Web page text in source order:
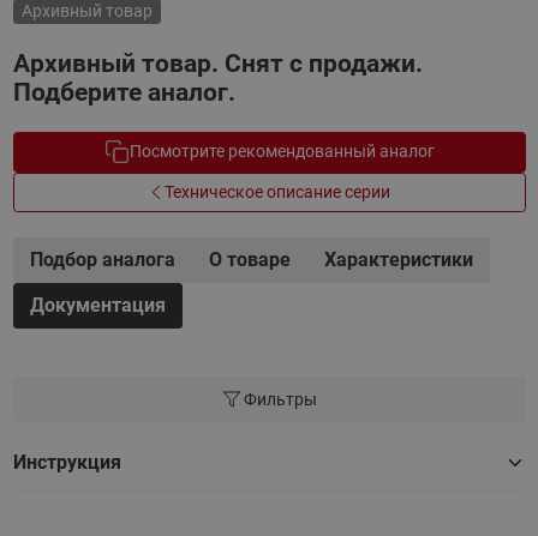
Архивный товар
Архивный товар. Снят с продажи.
Подберите аналог.
Посмотрите рекомендованный аналог
Техническое описание серии
Подбор аналога О товаре
Характеристики
Документация
Фильтры
Инструкция